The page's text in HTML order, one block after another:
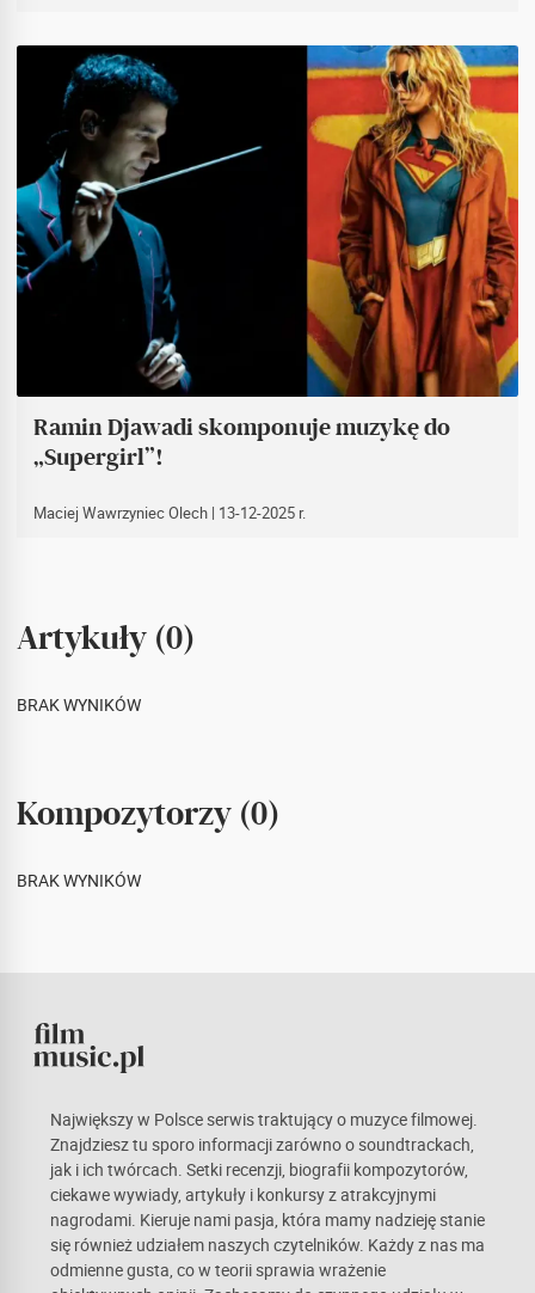
Ramin Djawadi skomponuje muzykę do
„Supergirl”!
Maciej Wawrzyniec Olech | 13-12-2025 r.
Artykuły (0)
BRAK WYNIKÓW
Kompozytorzy (0)
BRAK WYNIKÓW
Największy w Polsce serwis traktujący o muzyce filmowej.
Znajdziesz tu sporo informacji zarówno o soundtrackach,
jak i ich twórcach. Setki recenzji, biografii kompozytorów,
ciekawe wywiady, artykuły i konkursy z atrakcyjnymi
nagrodami. Kieruje nami pasja, która mamy nadzieję stanie
się również udziałem naszych czytelników. Każdy z nas ma
odmienne gusta, co w teorii sprawia wrażenie